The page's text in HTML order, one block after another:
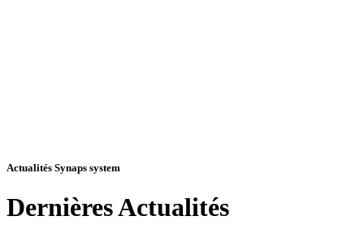
Actualités Synaps system
DernièresActualités